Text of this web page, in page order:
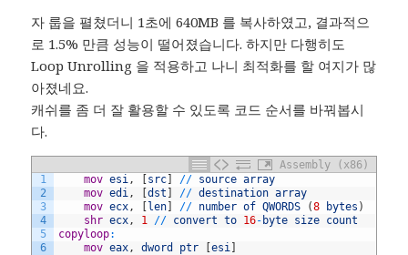
자 룹을 펼쳤더니 1초에 640MB 를 복사하였고, 결과적으
로 1.5% 만큼 성능이 떨어졌습니다. 하지만 다행히도
Loop Unrolling 을 적용하고 나니 최적화를 할 여지가 많
아졌네요.
캐쉬를 좀 더 잘 활용할 수 있도록 코드 순서를 바꿔봅시
다.
Assembly (x86)
1
2
3
4
5
6
	mov
esi, src // source array
	mov
edi, [dst // destination array
	mov
ecx, len // number of QWORDS (8 bytes )
	shr
ecx, 1 // convert to 16- byte size count
copyloop:
	mov
eax, dword ptr [esi